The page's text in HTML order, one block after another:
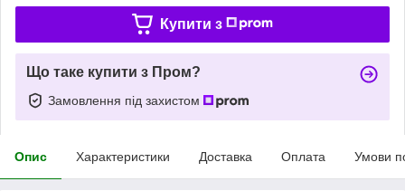
Купити з
Що таке купити з Пром?
Замовлення під захистом
Опис Характеристики Доставка Оплата Умови